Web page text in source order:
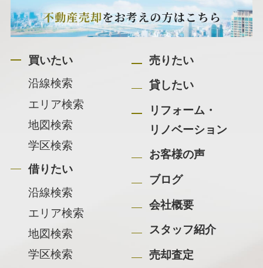
買いたい
沿線検索
エリア検索
地図検索
学区検索
借りたい
沿線検索
エリア検索
地図検索
学区検索
売りたい
貸したい
リフォーム・
リノベーション
お客様の声
ブログ
会社概要
スタッフ紹介
売却査定